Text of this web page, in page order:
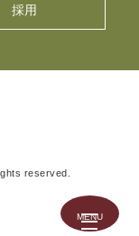
採用
reserved.